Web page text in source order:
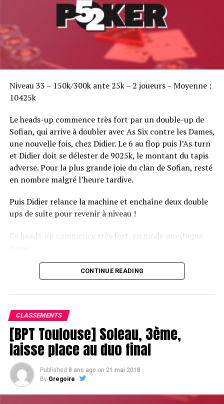
Niveau 33 – 150k/300k ante 25k – 2 joueurs – Moyenne :
10425k
Le heads-up commence très fort par un double-up de
Sofian, qui arrive à doubler avec As Six contre les Dames,
une nouvelle fois, chez Didier. Le 6 au flop puis l’As turn
et Didier doit se délester de 9025k, le montant du tapis
adverse. Pour la plus grande joie du clan de Sofian, resté
en nombre malgré l’heure tardive.
Puis Didier relance la machine et enchaîne deux double
ups de suite pour revenir à niveau !
Ce heads-up commence très fort, en mode montagne
Le champagne va réchauffer si les deux finalistes ne se décident pas !
CONTINUE READING
CLASSEMENTS
[BPT Toulouse] Soleau, 3ème,
laisse place au duo final
Published 8 ans ago on 21 mai 2018
By Gregoire